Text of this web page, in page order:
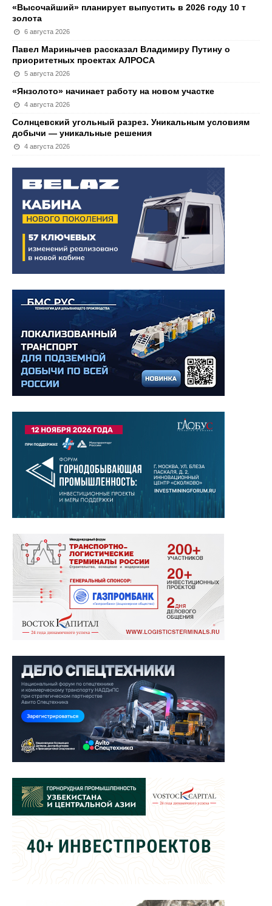
«Высочайший» планирует выпустить в 2026 году 10 т
золота
6 августа 2026
Павел Маринычев рассказал Владимиру Путину о
приоритетных проектах АЛРОСА
5 августа 2026
«Янзолото» начинает работу на новом участке
4 августа 2026
Солнцевский угольный разрез. Уникальным условиям
добычи — уникальные решения
4 августа 2026